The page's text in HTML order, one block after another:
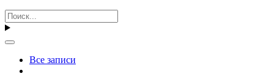
Все записи